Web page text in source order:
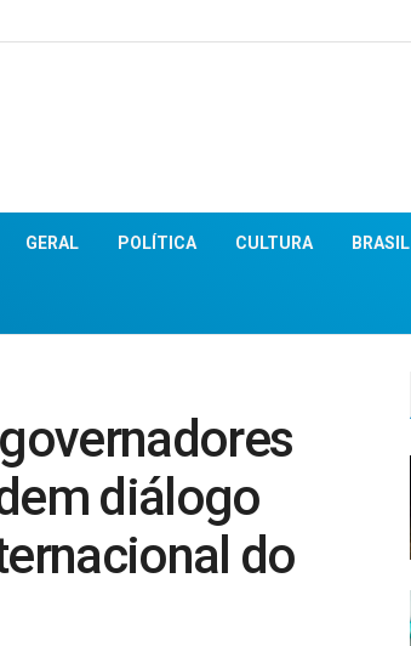
GERAL POLÍTICA CULTURA BRASIL
diálogo
do